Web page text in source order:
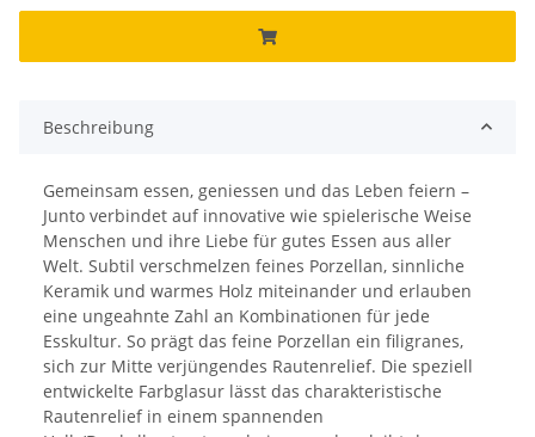
Beschreibung
Gemeinsam essen, geniessen und das Leben feiern –
Junto verbindet auf innovative wie spielerische Weise
Menschen und ihre Liebe für gutes Essen aus aller
Welt. Subtil verschmelzen feines Porzellan, sinnliche
Keramik und warmes Holz miteinander und erlauben
eine ungeahnte Zahl an Kombinationen für jede
Esskultur. So prägt das feine Porzellan ein filigranes,
sich zur Mitte verjüngendes Rautenrelief. Die speziell
entwickelte Farbglasur lässt das charakteristische
Rautenrelief in einem spannenden